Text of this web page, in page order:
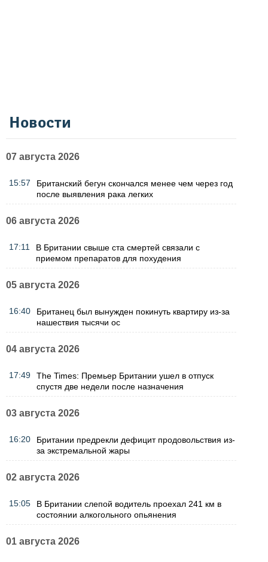
Новости
07 августа 2026
15:57
Британский бегун скончался менее чем через год
после выявления рака легких
06 августа 2026
17:11
В Британии свыше ста смертей связали с
приемом препаратов для похудения
05 августа 2026
16:40
Британец был вынужден покинуть квартиру из-за
нашествия тысячи ос
04 августа 2026
17:49
The Times: Премьер Британии ушел в отпуск
спустя две недели после назначения
03 августа 2026
16:20
Британии предрекли дефицит продовольствия из-
за экстремальной жары
02 августа 2026
15:05
В Британии слепой водитель проехал 241 км в
состоянии алкогольного опьянения
01 августа 2026